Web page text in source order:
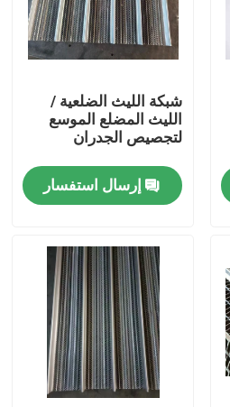
شبكة الليث الضلعية /
الليث المضلع الموسع
لتجصيص الجدران
إرسال استفسار